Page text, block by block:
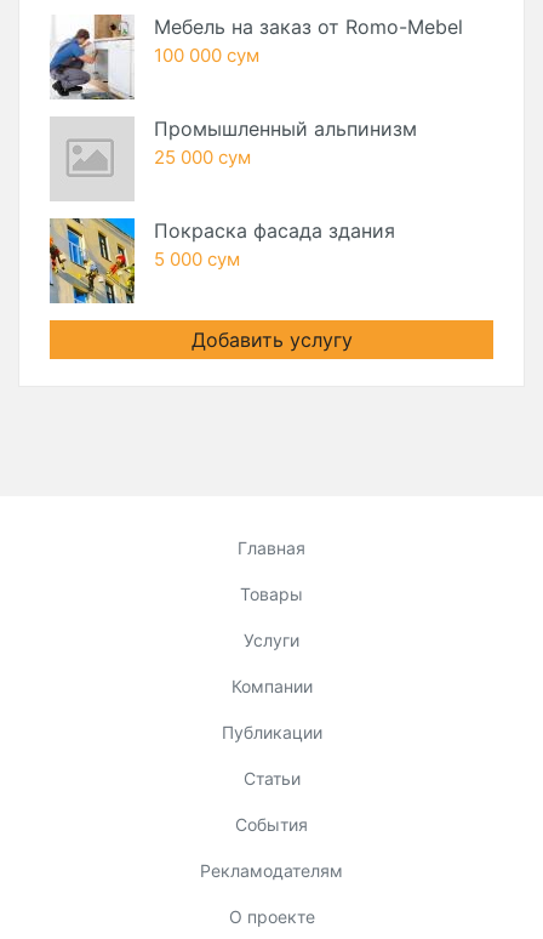
Мебель на заказ от Romo-Mebel
100 000 сум
Промышленный альпинизм
25 000 сум
Покраска фасада здания
5 000 сум
Добавить услугу
Главная
Товары
Услуги
Компании
Публикации
Статьи
События
Рекламодателям
О проекте